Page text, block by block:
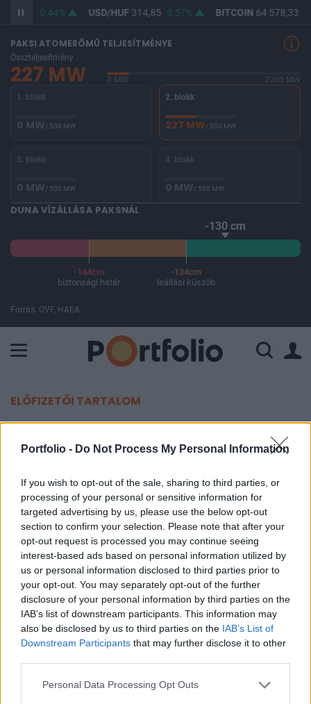
Portfolio - Do Not Process My Personal Information
If you wish to opt-out of the sale, sharing to third parties, or
processing of your personal or sensitive information for
targeted advertising by us, please use the below opt-out
section to confirm your selection. Please note that after your
opt-out request is processed you may continue seeing
interest-based ads based on personal information utilized by
us or personal information disclosed to third parties prior to
your opt-out. You may separately opt-out of the further
disclosure of your personal information by third parties on the
IAB’s list of downstream participants. This information may
also be disclosed by us to third parties on the IAB’s List of
Downstream Participants that may further disclose it to other
Personal Data Processing Opt Outs
363,31 0,44% USD/HUF314,85 0,57% BITCOIN64 578,33
PAKSI ATOMERŐMŰ TELJESÍTMÉNYE
Összteljesítmény
227 MW 0 MW
2000 MW
1. blokk
0 MW/ 500 MW
2. blokk
227 MW/ 500 MW
3. blokk
0 MW/ 500 MW
4. blokk
0 MW/ 500 MW
DUNA VÍZÁLLÁSA PAKSNÁL
-130 cm
-144cm
biztonsági határ
-134cm
leállási küszöb
Forrás: OVF, HAEA
ELŐFIZETŐI TARTALOM
bennfentes
Portfolio
2007. május 23. 10:47
Az Acquisition Pro Ltd a mai napon bejelentette,
hogy tőzsdei kereskedésben 2007. 05.22-én a
tegnapi 9 ezer darab után most újabb 23,400 darab
Genesis Energy Nyrt. Részvényt értékesített.
Ellentétben a tegnapi tranzakcióval, a vevő most
nem került megnevezésre...
Mint ismeretes, a társaság 2006-os éves jelentése szerint
az időszak végén az Acquisition Pro Ltd. 8.85%-os